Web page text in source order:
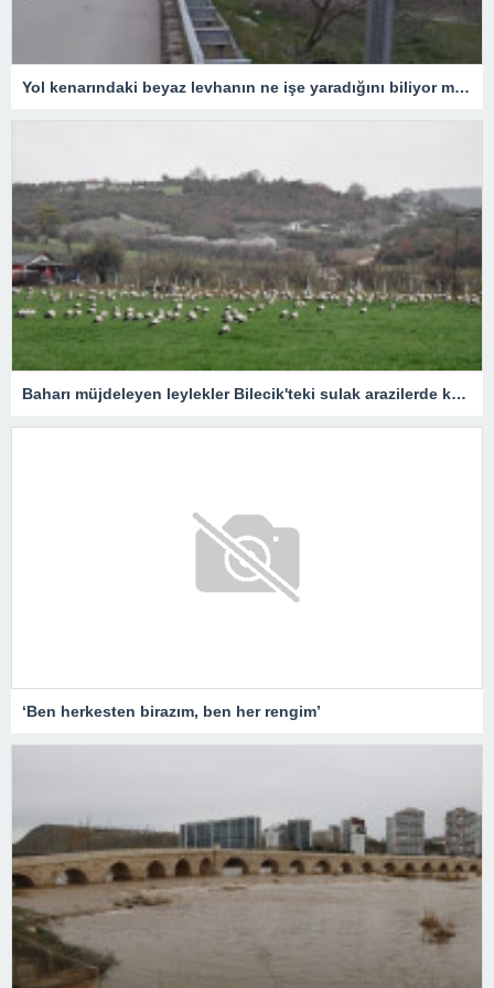
Yol kenarındaki beyaz levhanın ne işe yaradığını biliyor muydunuz?
Baharı müjdeleyen leylekler Bilecik'teki sulak arazilerde konakladı
‘Ben herkesten birazım, ben her rengim’